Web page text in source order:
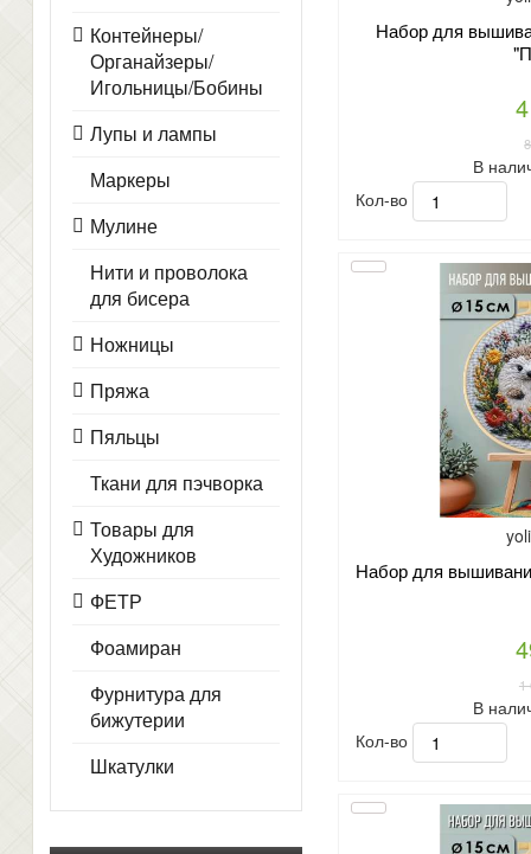
Контейнеры/
Органайзеры/
Игольницы/Бобины
Лупы и лампы
Маркеры
Мулине
Нити и проволока
для бисера
Ножницы
Пряжа
Пяльцы
Ткани для пэчворка
Товары для
Художников
ФЕТР
Фоамиран
Фурнитура для
бижутерии
Шкатулки
Набор для
В
Кол-во
Набор для
1
В
Кол-во